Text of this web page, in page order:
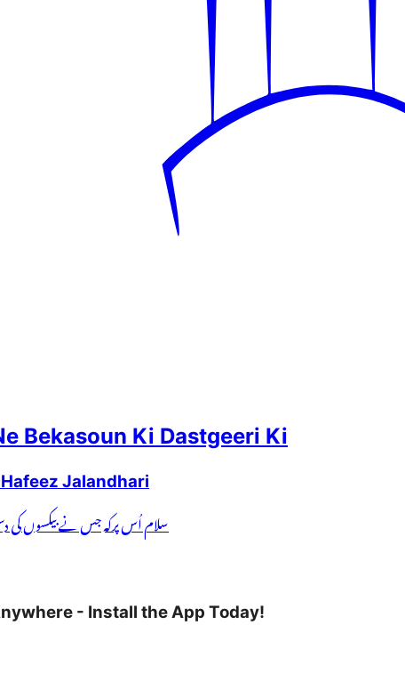
Bekasoun Ki Dastgeeri Ki
Jalandhari
سلام اُس پرکہ جس نے بیکسوں کی
- Install the App Today!